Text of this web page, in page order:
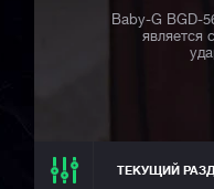
Baby-G BGD-
является
ТЕКУЩИЙ